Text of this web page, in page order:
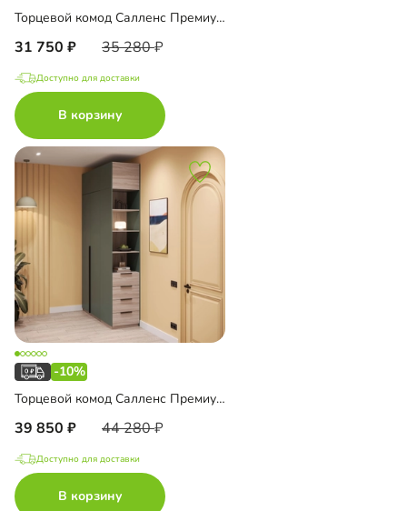
Торцевой комод Салленс Премиум с полками
31 750 35 280
Доступно для доставки
В корзину
-10%
Торцевой комод Салленс Премиум с полками и антресолью
39 850 44 280
Доступно для доставки
В корзину